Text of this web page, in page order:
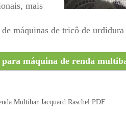
mais
máquinas de tricô de
para máquina de renda
Multibar Jacquard Raschel PDF